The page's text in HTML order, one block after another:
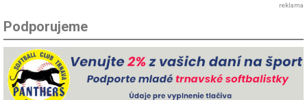
reklama
Podporujeme